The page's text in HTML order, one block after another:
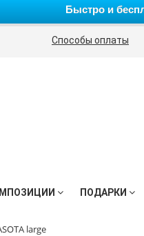
Быстро и
Способы оплаты
ПОДАРКИ
large